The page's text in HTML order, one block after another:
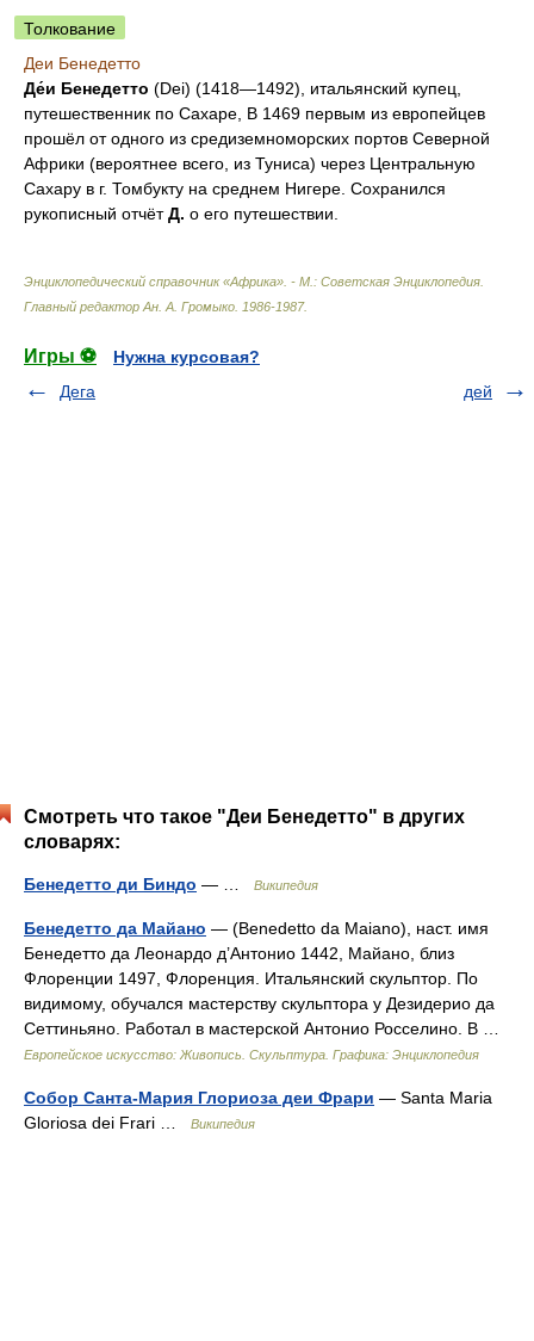
Толкование
Деи Бенедетто
Де́и Бенедетто (Dei) (1418—1492), итальянский купец,
путешественник по Сахаре, В 1469 первым из европейцев
прошёл от одного из средиземноморских портов Северной
Африки (вероятнее всего, из Туниса) через Центральную
Сахару в г. Томбукту на среднем Нигере. Сохранился
рукописный отчётД. о его путешествии.
Энциклопедический справочник «Африка». - М.: Советская Энциклопедия
Главный редактор Ан. А. Громыко 1986-1987.
Игры ⚽
Нужна курсовая?
Дега
дей
Смотреть что такое "Деи Бенедетто" в других
словарях:
Бенедетто ди Биндо — … Википедия
Бенедетто да Майано — (Benedetto da Maiano), наст. имя
Бенедетто да Леонардо д’Антонио 1442, Майано, близ
Флоренции 1497, Флоренция. Итальянский скульптор. По
видимому, обучался мастерству скульптора у Дезидерио да
Сеттиньяно. Работал в мастерской Антонио Росселино. В …
Европейское искусство: Живопись. Скульптура. Графика: Энциклопедия
Собор Санта-Мария Глориоза деи Фрари — Santa Maria
Gloriosa dei Frari …
Википедия